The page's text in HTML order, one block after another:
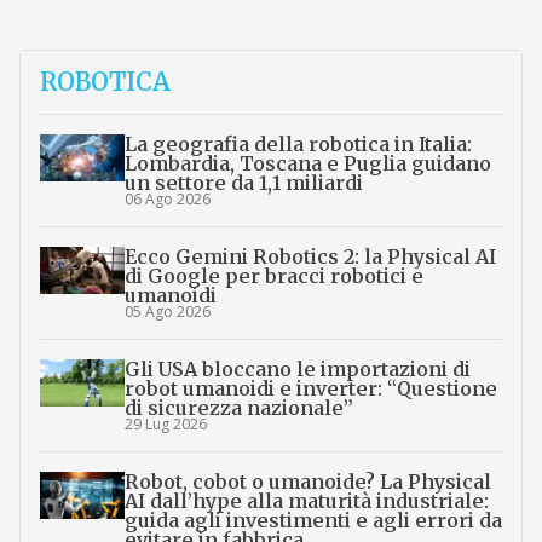
ROBOTICA
La geografia della robotica in Italia:
Lombardia, Toscana e Puglia guidano
un settore da 1,1 miliardi
06 Ago 2026
Ecco Gemini Robotics 2: la Physical AI
di Google per bracci robotici e
umanoidi
05 Ago 2026
Gli USA bloccano le importazioni di
robot umanoidi e inverter: “Questione
di sicurezza nazionale”
29 Lug 2026
Robot, cobot o umanoide? La Physical
AI dall’hype alla maturità industriale:
guida agli investimenti e agli errori da